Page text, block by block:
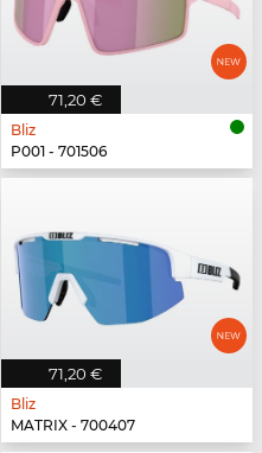
71,20 €
Bliz
P001 - 701506
71,20 €
Bliz
MATRIX - 700407